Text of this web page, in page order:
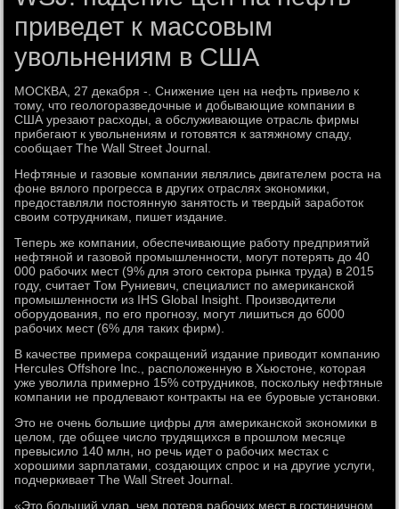
приведет к массовым
увольнениям в США
МОСКВА, 27 декабря -. Снижение цен на нефть привело к
тому, что геологоразведочные и добывающие компании в
США урезают расходы, а обслуживающие отрасль фирмы
прибегают к увольнениям и готовятся к затяжному спаду,
сообщает The Wall Street Journal.
Нефтяные и газовые компании являлись двигателем роста на
фоне вялого прогресса в других отраслях экономики,
предоставляли постоянную занятость и твердый заработок
своим сотрудникам, пишет издание.
Теперь же компании, обеспечивающие работу предприятий
нефтяной и газовой промышленности, могут потерять до 40
000 рабочих мест (9% для этого сектора рынка труда) в 2015
году, считает Том Руниевич, специалист по американской
промышленности из IHS Global Insight. Производители
оборудования, по его прогнозу, могут лишиться до 6000
рабочих мест (6% для таких фирм).
В качестве примера сокращений издание приводит компанию
Hercules Offshore Inc., расположенную в Хьюстоне, которая
уже уволила примерно 15% сотрудников, поскольку нефтяные
компании не продлевают контракты на ее буровые установки.
Это не очень большие цифры для американской экономики в
целом, где общее число трудящихся в прошлом месяце
превысило 140 млн, но речь идет о рабочих местах с
хорошими зарплатами, создающих спрос и на другие услуги,
подчеркивает The Wall Street Journal.
«Это больший удар, чем потеря рабочих мест в гостиничном